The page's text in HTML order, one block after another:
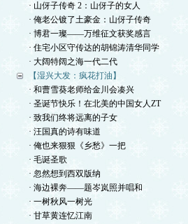
· 山伢子传奇 2：山伢子的女人
· 俺老公镀了土豪金：山伢子传奇
· 博君一璨——万维征文获奖感言
· 住宅小区守传达的胡锦涛清华同学
· 大阔特阔之海一代二代
【湿兴大发：疯花打油】
· 和曹雪葵老师给金川会凑兴
· 圣诞节快乐！在北美的中国女人ZT
· 致我们终将远离的子女
· 汪国真的诗有味道
· 俺也来狠狠《乡愁》一把
· 毛诞圣歌
· 忽然想到西双版纳
· 海边裸奔——题岑岚照并唱和
· 一树秋风一树光
· 甘草黄连忆江南